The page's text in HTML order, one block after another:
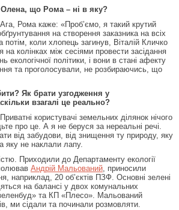
що Рома – ні в яку?
Ага, Рома каже: «Проб’ємо, я такий крутий
на створення заказника на всіх
потім, коли хлопець загинув, Віталій Кличко
колінках між сесіями провести засідання
екологічної політики, і вони в стані афекту
та проголосували, не розбираючись, що
Як брати узгодження у
взагалі це реально?
Приватні користувачі земельних ділянок нічого
про це. А я не беруся за нереальні речі.
від забудови, від знищення ту природу, яку
яку не наклали лапу.
Приходили до Департаменту екології
Андрій Мальований, приносили
наприклад, 20 об’єктів ПЗФ. Основні зелені
на балансі у двох комунальних
та КП «Плесо». Мальований
ми сідали та починали розмовляти.